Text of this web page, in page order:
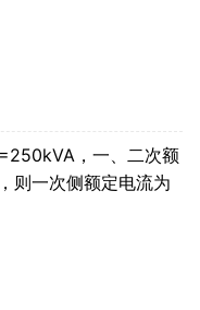
，一、二次额
则一次侧额定电流为